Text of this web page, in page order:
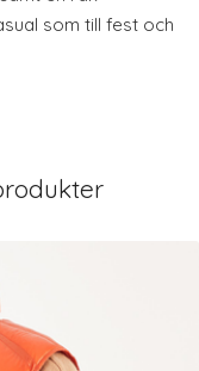
som till fest och